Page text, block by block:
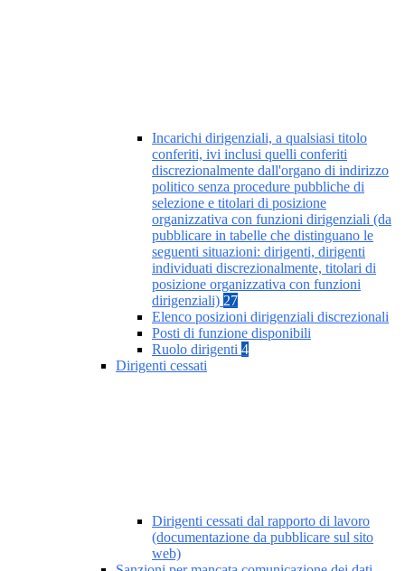
Incarichi dirigenziali, a qualsiasi titolo
conferiti, ivi inclusi quelli conferiti
discrezionalmente dall'organo di indirizzo
politico senza procedure pubbliche di
selezione e titolari di posizione
organizzativa con funzioni dirigenziali (da
pubblicare in tabelle che distinguano le
seguenti situazioni: dirigenti, dirigenti
individuati discrezionalmente, titolari di
posizione organizzativa con funzioni
dirigenziali) 27
Elenco posizioni dirigenziali discrezionali
Posti di funzione disponibili
Ruolo dirigenti 4
Dirigenti cessati
Dirigenti cessati dal rapporto di lavoro
(documentazione da pubblicare sul sito
web)